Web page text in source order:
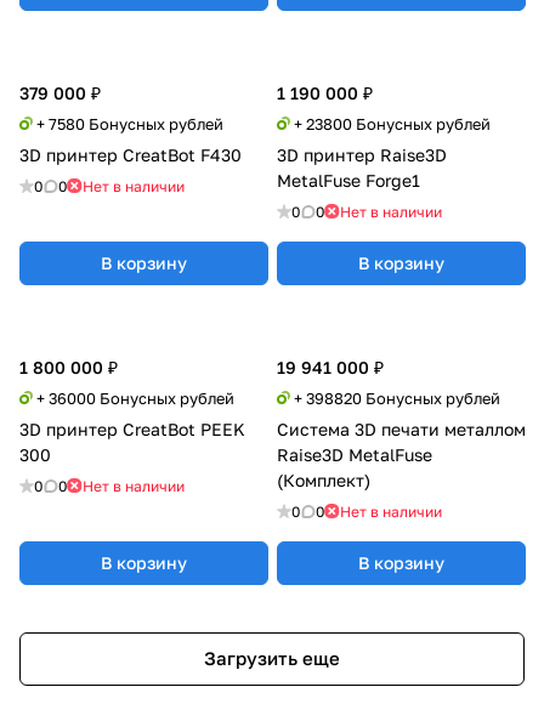
379 000 ₽
+ 7580 Бонусных рублей
3D принтер CreatBot F430
0 0 Нет в наличии
В корзину
1 190 000 ₽
+ 23800 Бонусных рублей
3D принтер Raise3D
MetalFuse Forge1
0 0 Нет в наличии
В корзину
1 800 000 ₽
+ 36000 Бонусных рублей
3D принтер CreatBot PEEK
300
0 0 Нет в наличии
В корзину
19 941 000 ₽
+ 398820 Бонусных рублей
Система 3D печати металлом
Raise3D MetalFuse
(Комплект)
0 0 Нет в наличии
В корзину
Загрузить еще